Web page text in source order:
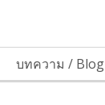
บทความ / Blog